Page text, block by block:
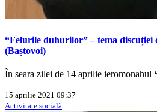
“Felurile duhurilor” – tema discuției
(Baștovoi)
În seara zilei de 14 aprilie
15 aprilie 2021 09:37
Activitate socială